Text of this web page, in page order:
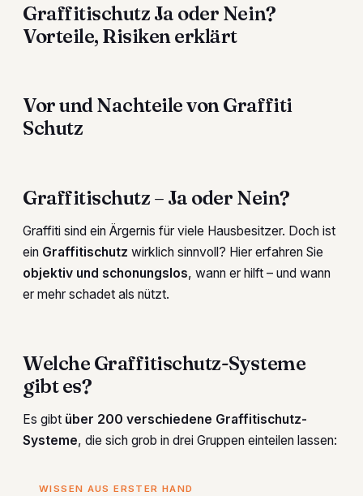
Graffitischutz Ja oder Nein?
Vorteile, Risiken erklärt
Vor und Nachteile von Graffiti
Schutz
Graffitischutz – Ja oder Nein?
Graffiti sind ein Ärgernis für viele Hausbesitzer. Doch ist
ein Graffitischutz wirklich sinnvoll? Hier erfahren Sie
objektiv und schonungslos, wann er hilft – und wann
er mehr schadet als nützt.
Welche Graffitischutz-Systeme
gibt es?
Es gibt über 200 verschiedene Graffitischutz-
Systeme, die sich grob in drei Gruppen einteilen lassen:
WISSEN AUS ERSTER HAND